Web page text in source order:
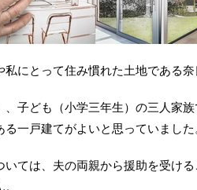
にとって住み慣れた土地である奈
子ども（小学三年生）の三人家
一戸建てがよいと思っていました
ては、夫の両親から援助を受け